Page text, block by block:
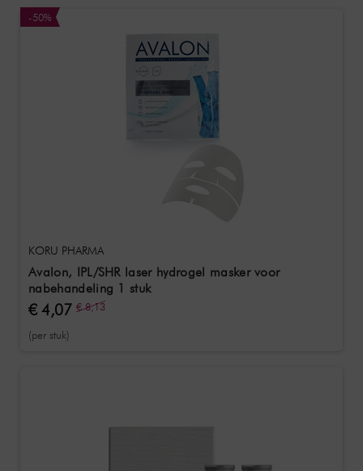
-50%
KORU PHARMA
Avalon, IPL/SHR laser hydrogel masker voor
nabehandeling 1 stuk
€ 4,07 € 8,13
(per stuk)